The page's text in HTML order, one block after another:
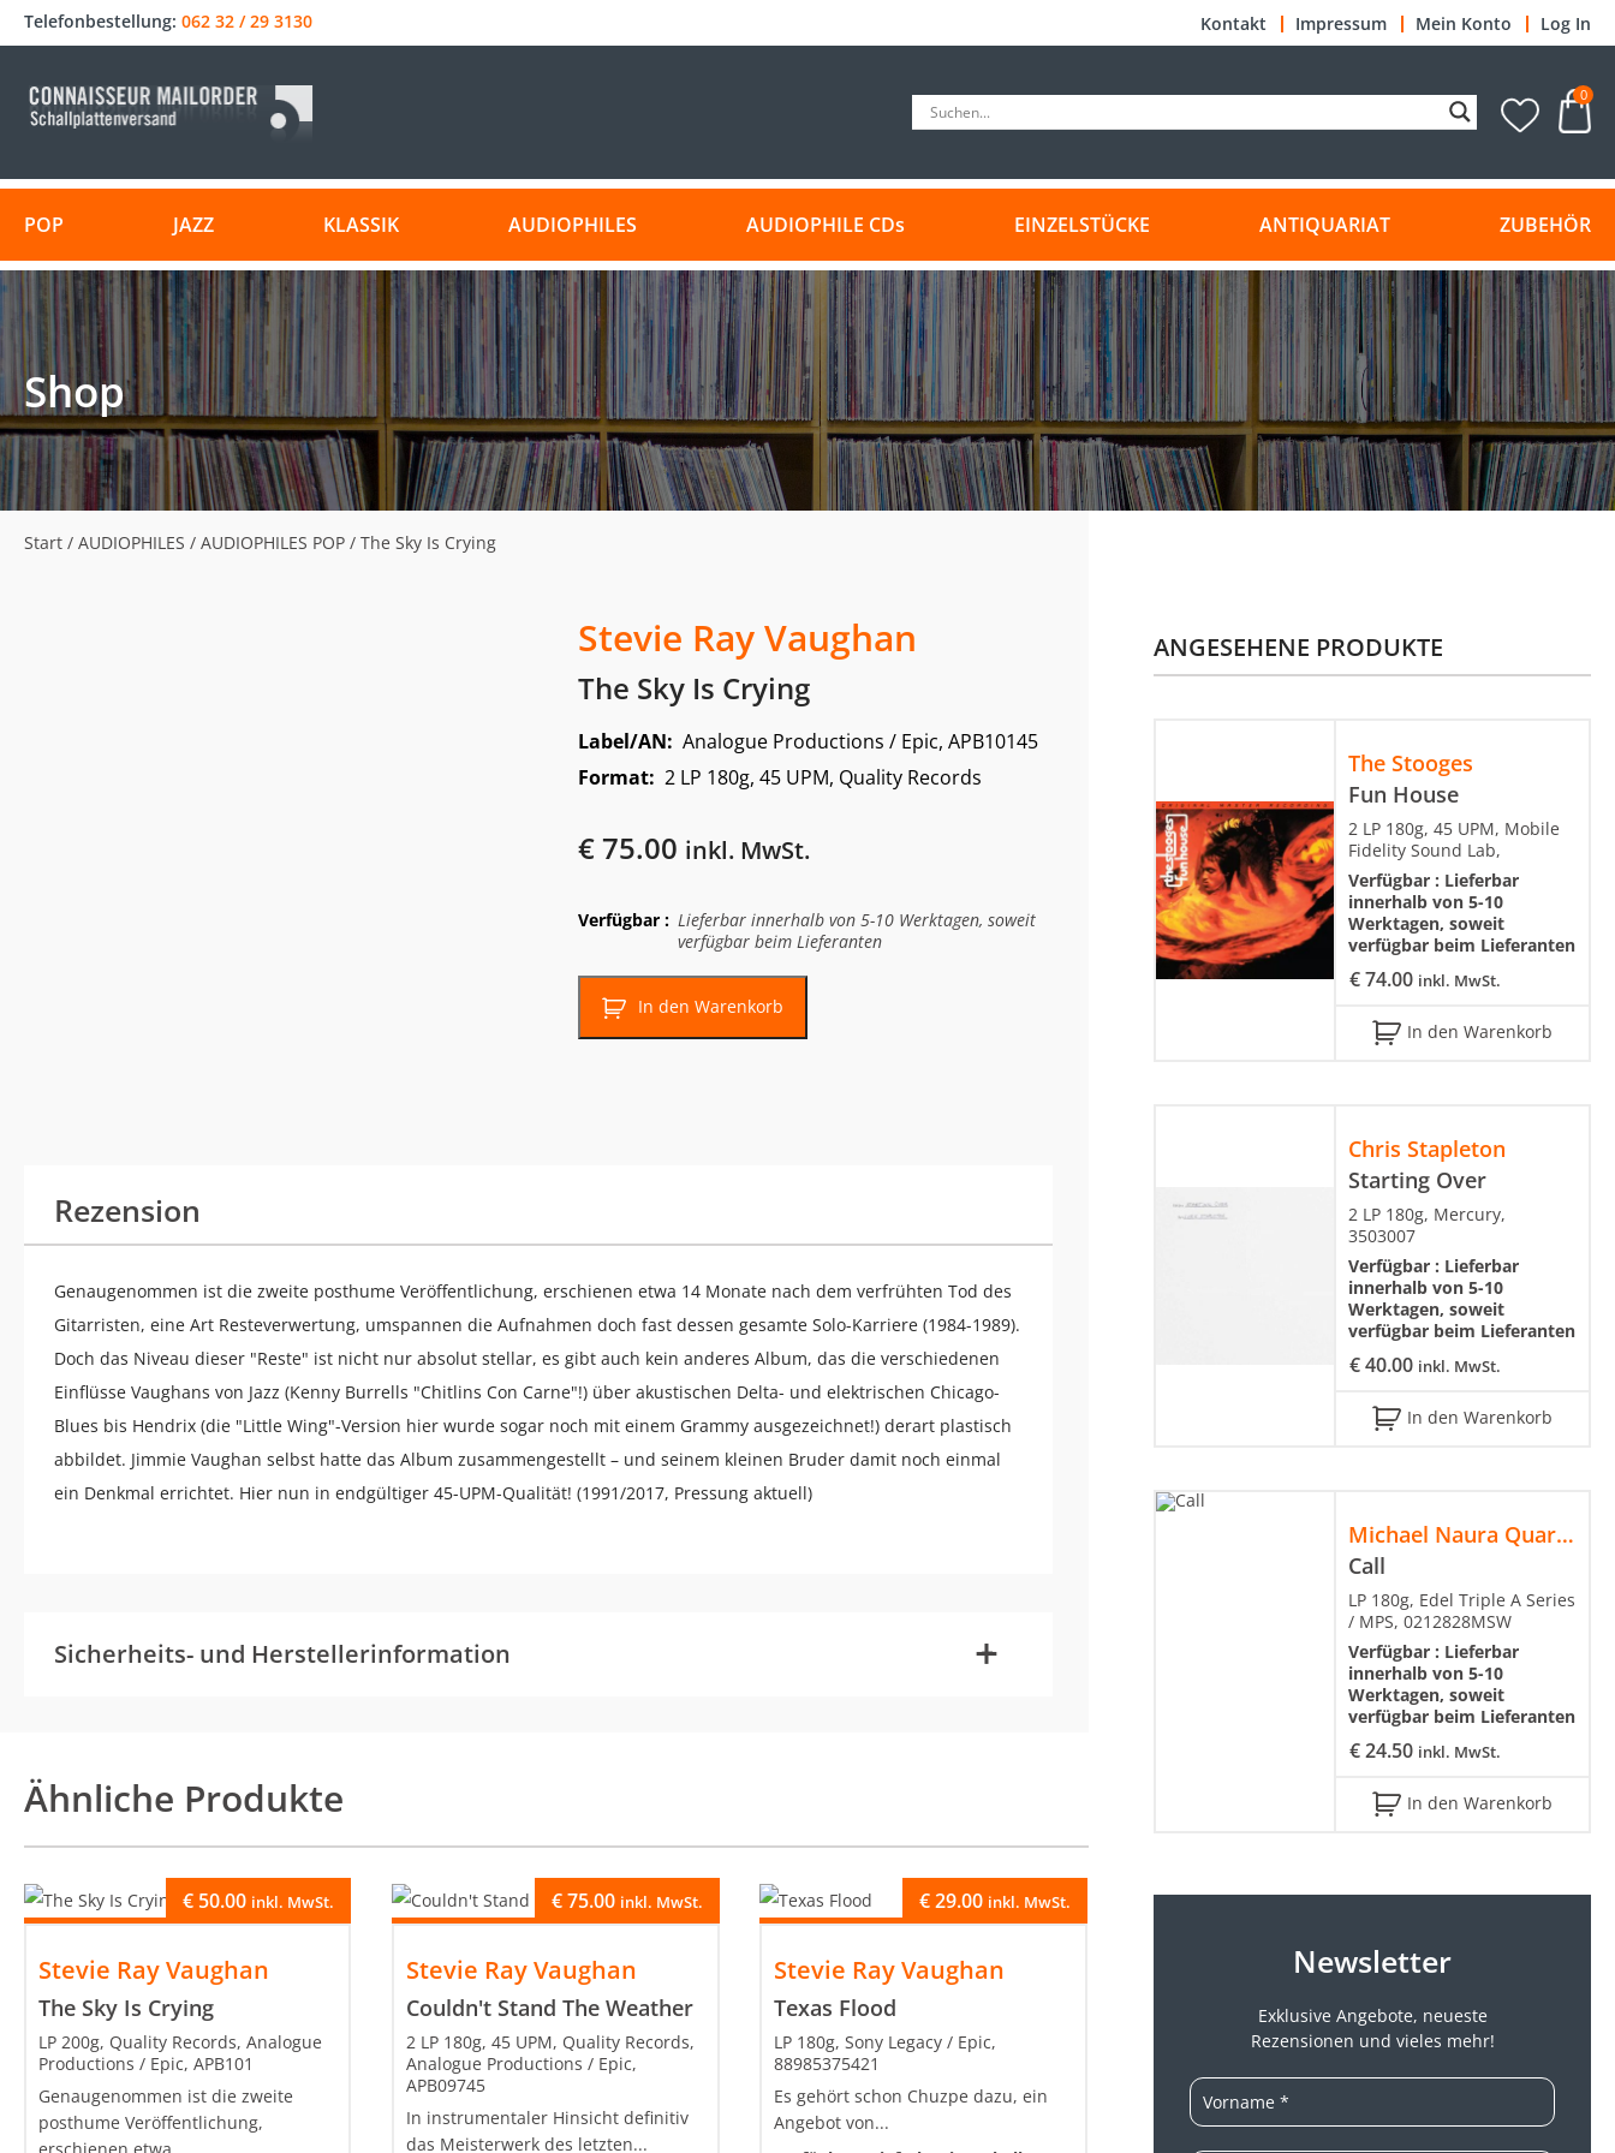
Telefonbestellung: 062 32 / 29 3130 Kontakt Impressum Mein Konto Log In
0
POP JAZZ KLASSIK AUDIOPHILES AUDIOPHILE CDs EINZELSTÜCKE ANTIQUARIAT ZUBEHÖR
Shop
Start / AUDIOPHILES / AUDIOPHILES POP / The Sky Is Crying
Stevie Ray Vaughan
The Sky Is Crying
Label/AN: Analogue Productions / Epic, APB10145
Format: 2 LP 180g, 45 UPM, Quality Records
€75.00 inkl. MwSt.
Verfügbar : Lieferbar innerhalb von 5-10 Werktagen, soweit
verfügbar beim Lieferanten
In den Warenkorb
Rezension
Genaugenommen ist die zweite posthume Veröffentlichung, erschienen etwa 14 Monate nach dem verfrühten Tod des
Gitarristen, eine Art Resteverwertung, umspannen die Aufnahmen doch fast dessen gesamte Solo-Karriere (1984-1989).
Doch das Niveau dieser "Reste" ist nicht nur absolut stellar, es gibt auch kein anderes Album, das die verschiedenen
Einflüsse Vaughans von Jazz (Kenny Burrells "Chitlins Con Carne"!) über akustischen Delta- und elektrischen Chicago-
Blues bis Hendrix (die "Little Wing"-Version hier wurde sogar noch mit einem Grammy ausgezeichnet!) derart plastisch
abbildet. Jimmie Vaughan selbst hatte das Album zusammengestellt – und seinem kleinen Bruder damit noch einmal
ein Denkmal errichtet. Hier nun in endgültiger 45-UPM-Qualität! (1991/2017, Pressung aktuell)
Sicherheits- und Herstellerinformation +
-
Ähnliche Produkte
Stevie Ray Vaughan
The Sky Is Crying
€50.00 inkl. MwSt.
LP 200g, Quality Records, Analogue
Productions / Epic, APB101
Genaugenommen ist die zweite
posthume Veröffentlichung,
Stevie Ray Vaughan
Couldn't Stand The Weather
€75.00 inkl. MwSt.
2 LP 180g, 45 UPM, Quality Records,
Analogue Productions / Epic,
APB09745
In instrumentaler Hinsicht definitiv
das Meisterwerk des letzten...
Stevie Ray Vaughan
Texas Flood
€29.00 inkl. MwSt.
LP 180g, Sony Legacy / Epic,
88985375421
Es gehört schon Chuzpe dazu, ein
Angebot von...
ANGESEHENE PRODUKTE
The Stooges
Fun House
€74.00 inkl. MwSt.
2 LP 180g, 45 UPM, Mobile
Fidelity Sound Lab,
Verfügbar : Lieferbar
innerhalb von 5-10
Werktagen, soweit
verfügbar beim Lieferanten
In den Warenkorb
Chris Stapleton
Starting Over
€40.00 inkl. MwSt.
2 LP 180g, Mercury,
3503007
Verfügbar : Lieferbar
innerhalb von 5-10
Werktagen, soweit
verfügbar beim Lieferanten
In den Warenkorb
Michael Naura Quartett
Call
€24.50 inkl. MwSt.
LP 180g, Edel Triple A Series
/ MPS, 0212828MSW
Verfügbar : Lieferbar
innerhalb von 5-10
Werktagen, soweit
verfügbar beim Lieferanten
In den Warenkorb
Newsletter
Exklusive Angebote, neueste
Rezensionen und vieles mehr!